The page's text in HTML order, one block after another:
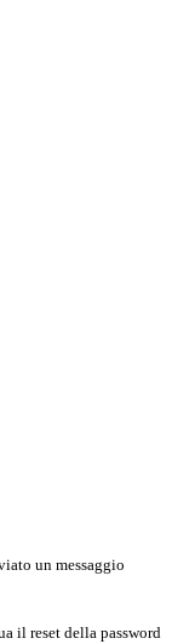
un messaggio
il reset della password